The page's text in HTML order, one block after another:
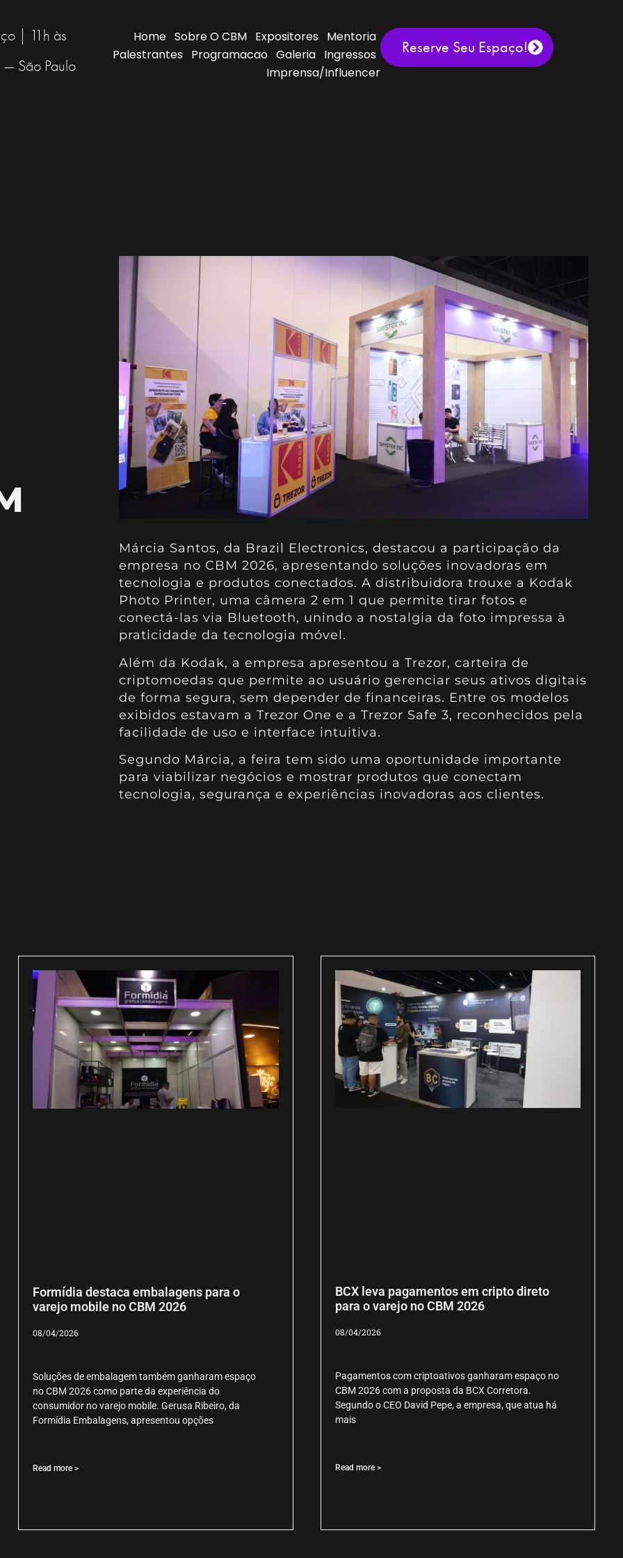
| 11h às
— São Paulo
Home Sobre O CBM Expositores
Mentoria
Palestrantes
Programacao Galeria Ingressos
Imprensa/Influencer
Reserve Seu Espaço!
Márcia Santos, da Brazil Electronics, destacou a participação da
empresa no CBM 2026, apresentando soluções inovadoras em
tecnologia e produtos conectados. A distribuidora trouxe a Kodak
Photo Printer, uma câmera 2 em 1 que permite tirar fotos e
conectá-las via Bluetooth, unindo a nostalgia da foto impressa à
praticidade da tecnologia móvel.
Além da Kodak, a empresa apresentou a Trezor, carteira de
criptomoedas que permite ao usuário gerenciar seus ativos digitais
de forma segura, sem depender de financeiras. Entre os modelos
exibidos estavam a Trezor One e a Trezor Safe 3, reconhecidos pela
facilidade de uso e interface intuitiva.
Segundo Márcia, a feira tem sido uma oportunidade importante
para viabilizar negócios e mostrar produtos que conectam
tecnologia, segurança e experiências inovadoras aos clientes.
Formídia destaca embalagens para o
varejo mobile no CBM 2026
08/04/2026
Soluções de embalagem também ganharam espaço
no CBM 2026 como parte da experiência do
consumidor no varejo mobile. Gerusa Ribeiro, da
Formídia Embalagens, apresentou opções
Read more >
BCX leva pagamentos em cripto direto
para o varejo no CBM 2026
08/04/2026
Pagamentos com criptoativos ganharam espaço no
CBM 2026 com a proposta da BCX Corretora.
Segundo o CEO David Pepe, a empresa, que atua há
mais
Read more >